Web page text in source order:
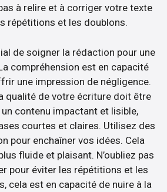
à relire et à corriger votre texte
répétitions et les doublons.
de soigner la rédaction pour une
compréhension est en capacité
une impression de négligence.
qualité de votre écriture doit être
contenu impactant et lisible,
courtes et claires. Utilisez des
pour enchaîner vos idées. Cela
fluide et plaisant. N’oubliez pas
pour éviter les répétitions et les
cela est en capacité de nuire à la